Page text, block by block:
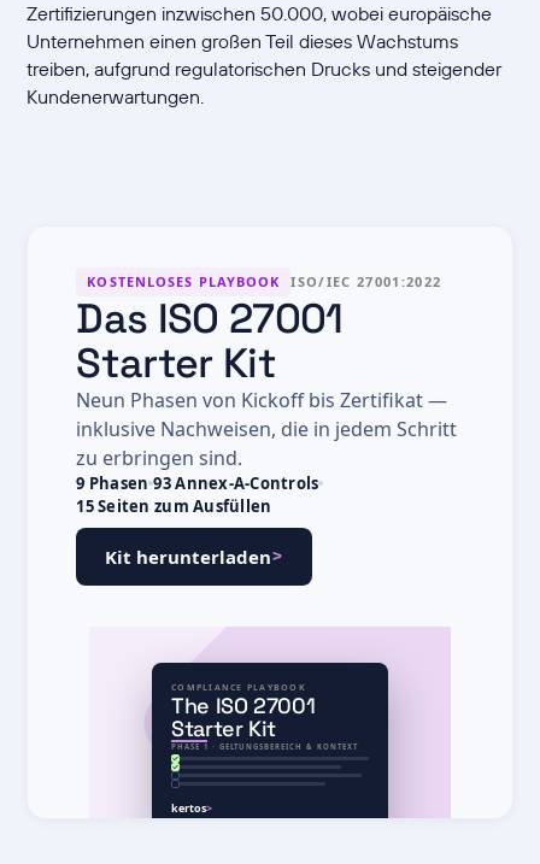
Zertifizierungen inzwischen 50.000, wobei europäische
Unternehmen einen großen Teil dieses Wachstums
treiben, aufgrund regulatorischen Drucks und steigender
Kundenerwartungen.
KOSTENLOSES PLAYBOOK ISO/IEC 27001:2022
Das ISO 27001
Starter Kit
Neun Phasen von Kickoff bis Zertifikat —
inklusive Nachweisen, die in jedem Schritt
zu erbringen sind.
9 Phasen 93 Annex-A-Controls
15 Seiten zum Ausfüllen
Kit herunterladen>
COMPLIANCE PLAYBOOK
The ISO 27001
Starter Kit
PHASE 1 · GELTUNGSBEREICH & KONTEXT
kertos>